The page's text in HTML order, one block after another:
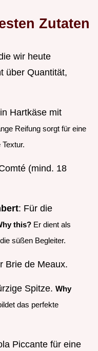
Zutaten
wir heute
über Quantität,
Hartkäse mit
Reifung sorgt für eine
(mind. 18
: Für die
this? Er dient als
süßen Begleiter.
Brie de Meaux.
Spitze. Why
das perfekte
Piccante für eine